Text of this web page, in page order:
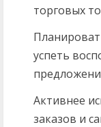
торговых
успеть
Активнее
заказов и